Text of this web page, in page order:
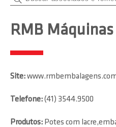
RMB
Site:
Telefone:(41) 3544.9500
Produtos: Potes com